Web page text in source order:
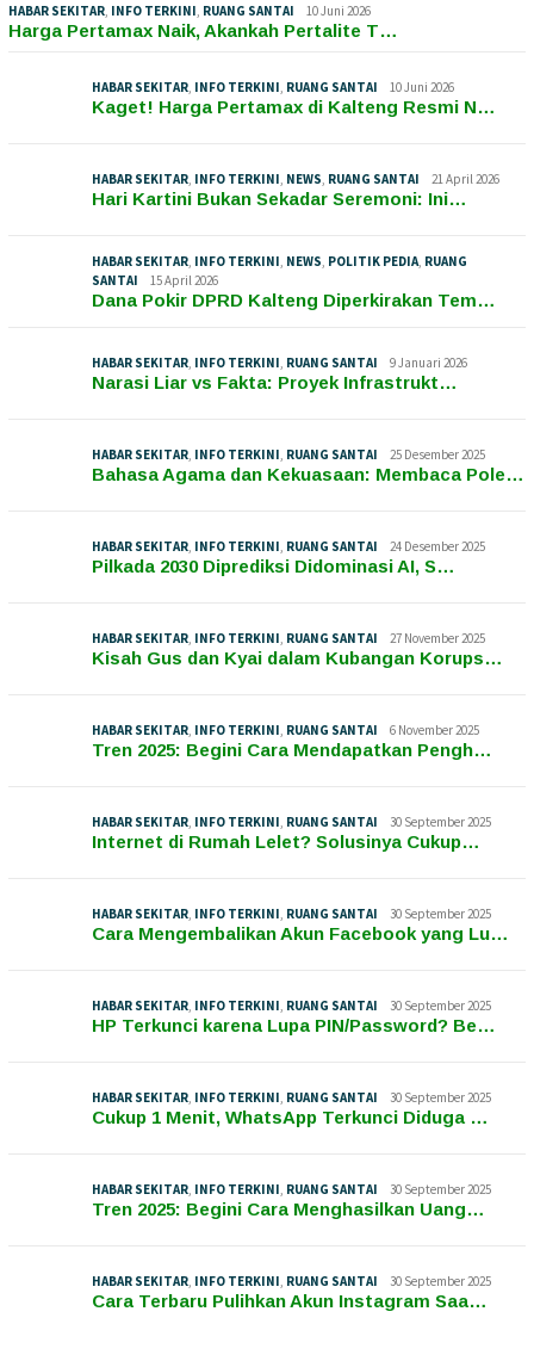
HABAR SEKITAR INFO TERKINI RUANG SANTAI 10 Juni 2026
Harga Pertamax Naik, Akankah Pertalite T…
HABAR SEKITAR INFO TERKINI RUANG SANTAI 10 Juni 2026
Kaget! Harga Pertamax di Kalteng Resmi N…
HABAR SEKITAR INFO TERKINI NEWS RUANG SANTAI 21 April 2026
Hari Kartini Bukan Sekadar Seremoni: Ini…
HABAR SEKITAR INFO TERKINI NEWS POLITIK PEDIA RUANG
SANTAI
15 April 2026
Dana Pokir DPRD Kalteng Diperkirakan Tem…
HABAR SEKITAR INFO TERKINI RUANG SANTAI 9 Januari 2026
Narasi Liar vs Fakta: Proyek Infrastrukt…
HABAR SEKITAR INFO TERKINI RUANG SANTAI 25 Desember 2025
Bahasa Agama dan Kekuasaan: Membaca Pole…
HABAR SEKITAR INFO TERKINI RUANG SANTAI 24 Desember 2025
Pilkada 2030 Diprediksi Didominasi AI, S…
HABAR SEKITAR INFO TERKINI RUANG SANTAI 27 November 2025
Kisah Gus dan Kyai dalam Kubangan Korups…
HABAR SEKITAR INFO TERKINI RUANG SANTAI 6 November 2025
Tren 2025: Begini Cara Mendapatkan Pengh…
HABAR SEKITAR INFO TERKINI RUANG SANTAI 30 September 2025
Internet di Rumah Lelet? Solusinya Cukup…
HABAR SEKITAR INFO TERKINI RUANG SANTAI 30 September 2025
Cara Mengembalikan Akun Facebook yang Lu…
HABAR SEKITAR INFO TERKINI RUANG SANTAI 30 September 2025
HP Terkunci karena Lupa PIN/Password? Be…
HABAR SEKITAR INFO TERKINI RUANG SANTAI 30 September 2025
Cukup 1 Menit, WhatsApp Terkunci Diduga …
HABAR SEKITAR INFO TERKINI RUANG SANTAI 30 September 2025
Tren 2025: Begini Cara Menghasilkan Uang…
HABAR SEKITAR INFO TERKINI RUANG SANTAI 30 September 2025
Cara Terbaru Pulihkan Akun Instagram Saa…